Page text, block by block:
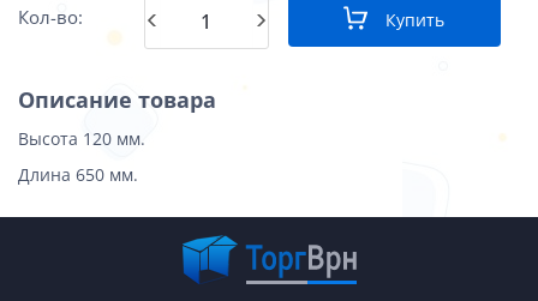
Кол-во: Купить
Описание товара
Высота 120 мм.
Длина 650 мм.